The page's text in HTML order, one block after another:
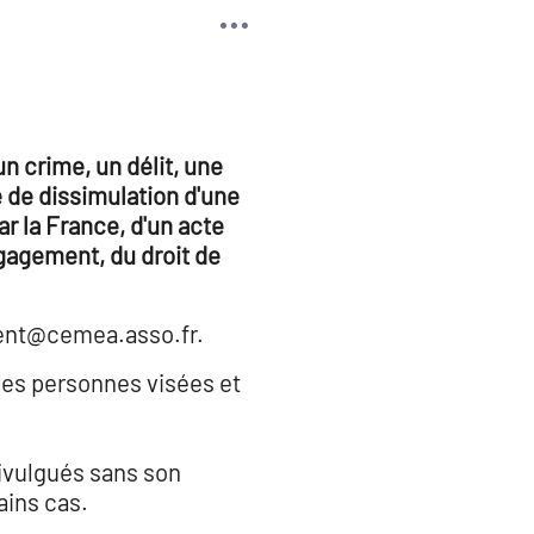
crime, un délit, une
dissimulation d'une
la France, d'un acte
du droit de
personnes visées et
sans son
cas.